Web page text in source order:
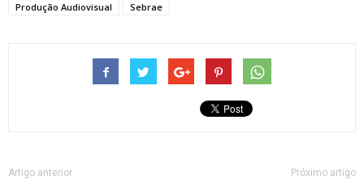
Produção Audiovisual
Sebrae
Artigo anterior Próximo artigo